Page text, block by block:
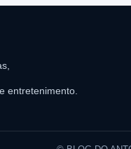
entretenimento.